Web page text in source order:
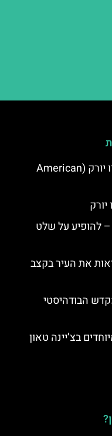
מוזיאון ההיסטוריה של הטבע בניו יורק (American
יורק
להופיע על שלט
את העיר בקצב
הבודהיסטי
בצ’יינה טאון